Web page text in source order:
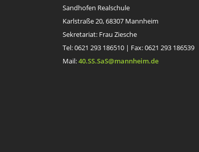
Sandhofen Realschule
Karlstraße 20, 68307 Mannheim
Sekretariat: Frau Ziesche
Tel: 0621 293 186510 | Fax: 0621 293 186539
Mail:40.SS.SaS@mannheim.de